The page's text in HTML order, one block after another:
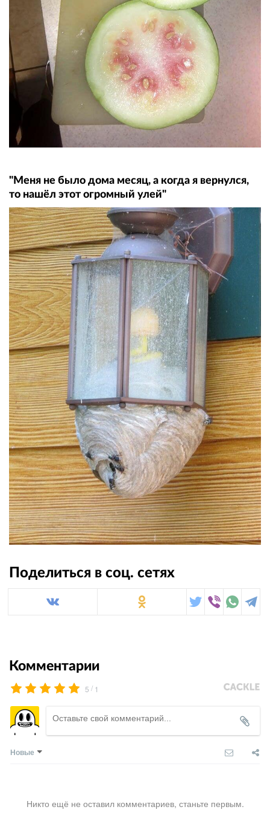
"Меня не было дома месяц, а когда я вернулся,
то нашёл этот огромный улей"
Поделиться в соц. сетях
Комментарии
5 / 1
Новые
Никто ещё не оставил комментариев, станьте первым.